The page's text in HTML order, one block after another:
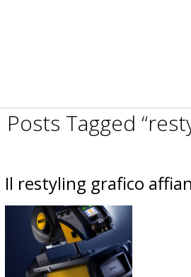
Posts Tagged
Il restyling grafico